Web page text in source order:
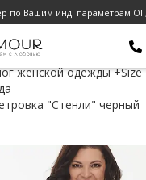
по Вашим инд. параметрам
женской одежды +Size
"Стенли" черный